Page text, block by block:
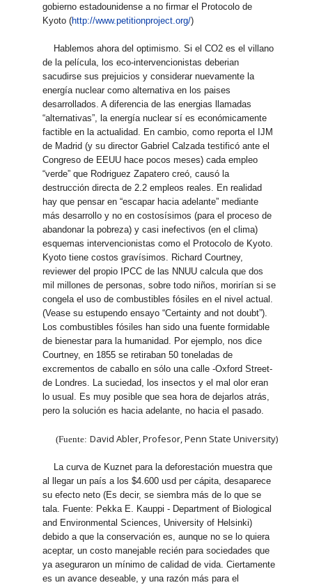
gobierno estadounidense a no firmar el Protocolo de
Kyoto (http://www.petitionproject.org/)
Hablemos ahora del optimismo. Si el CO2 es el villano
de la película, los eco-intervencionistas deberian
sacudirse sus prejuicios y considerar nuevamente la
energía nuclear como alternativa en los paises
desarrollados. A diferencia de las energias llamadas
“alternativas”, la energía nuclear sí es económicamente
factible en la actualidad. En cambio, como reporta el IJM
de Madrid (y su director Gabriel Calzada testificó ante el
Congreso de EEUU hace pocos meses) cada empleo
“verde” que Rodriguez Zapatero creó, causó la
destrucción directa de 2.2 empleos reales. En realidad
hay que pensar en “escapar hacia adelante” mediante
más desarrollo y no en costosísimos (para el proceso de
abandonar la pobreza) y casi inefectivos (en el clima)
esquemas intervencionistas como el Protocolo de Kyoto.
Kyoto tiene costos gravísimos. Richard Courtney,
reviewer del propio IPCC de las NNUU calcula que dos
mil millones de personas, sobre todo niños, morirían si se
congela el uso de combustibles fósiles en el nivel actual.
(Vease su estupendo ensayo “Certainty and not doubt”).
Los combustibles fósiles han sido una fuente formidable
de bienestar para la humanidad. Por ejemplo, nos dice
Courtney, en 1855 se retiraban 50 toneladas de
excrementos de caballo en sólo una calle -Oxford Street-
de Londres. La suciedad, los insectos y el mal olor eran
lo usual. Es muy posible que sea hora de dejarlos atrás,
pero la solución es hacia adelante, no hacia el pasado.
(Fuente: David Abler, Profesor, Penn State University)
La curva de Kuznet para la deforestación muestra que
al llegar un país a los $4.600 usd per cápita, desaparece
su efecto neto (Es decir, se siembra más de lo que se
tala. Fuente: Pekka E. Kauppi - Department of Biological
and Environmental Sciences, University of Helsinki)
debido a que la conservación es, aunque no se lo quiera
aceptar, un costo manejable recién para sociedades que
ya aseguraron un mínimo de calidad de vida. Ciertamente
es un avance deseable, y una razón más para el